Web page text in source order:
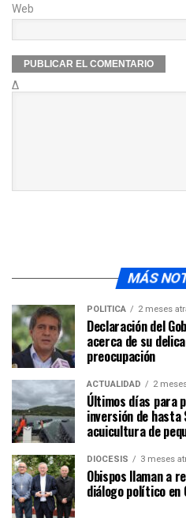
Web
Δ
MÁS
POLÍTICA 2 meses
Declaración del
acerca de su
preocupación
ACTUALIDAD 2
Últimos días para
inversión de
acuicultura de
DIÓCESIS 3 meses
Obispos llaman a
diálogo político en